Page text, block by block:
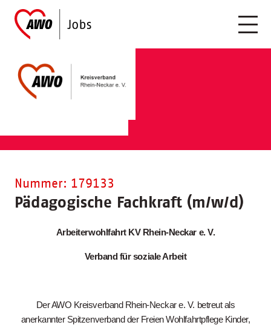
Nummer: 179133
Pädagogische Fachkraft (m/w/d)
Arbeiterwohlfahrt KV Rhein-Neckar e. V.
Verband für soziale Arbeit
Der AWO Kreisverband Rhein-Neckar e. V. betreut als
anerkannter Spitzenverband der Freien Wohlfahrtpflege Kinder,